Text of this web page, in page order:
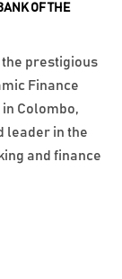
OF THE
prestigious
Finance
in Colombo,
leader in the
and finance